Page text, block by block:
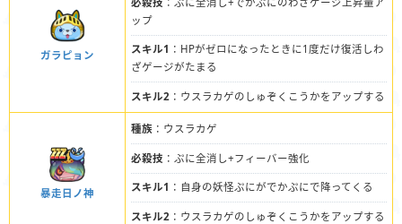
ガラピョン
ップ
スキル1 ：HPがゼロになったときに1度だけ復活しわ
ざゲージがたまる
スキル2 ：ウスラカゲのしゅぞくこうかをアップする
暴走日ノ神
種族 ：ウスラカゲ
必殺技 ：ぷに全消し+フィーバー強化
スキル1 ：自身の妖怪ぷにがでかぷにで降ってくる
スキル2 ：ウスラカゲのしゅぞくこうかをアップする